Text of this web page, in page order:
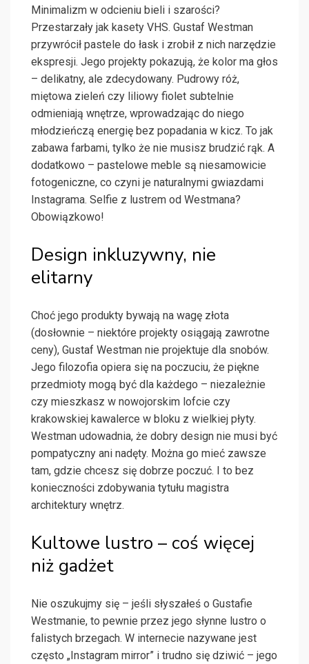
Minimalizm w odcieniu bieli i szarości?
Przestarzały jak kasety VHS. Gustaf Westman
przywrócił pastele do łask i zrobił z nich narzędzie
ekspresji. Jego projekty pokazują, że kolor ma głos
– delikatny, ale zdecydowany. Pudrowy róż,
miętowa zieleń czy liliowy fiolet subtelnie
odmieniają wnętrze, wprowadzając do niego
młodzieńczą energię bez popadania w kicz. To jak
zabawa farbami, tylko że nie musisz brudzić rąk. A
dodatkowo – pastelowe meble są niesamowicie
fotogeniczne, co czyni je naturalnymi gwiazdami
Instagrama. Selfie z lustrem od Westmana?
Obowiązkowo!
Design inkluzywny, nie
elitarny
Choć jego produkty bywają na wagę złota
(dosłownie – niektóre projekty osiągają zawrotne
ceny), Gustaf Westman nie projektuje dla snobów.
Jego filozofia opiera się na poczuciu, że piękne
przedmioty mogą być dla każdego – niezależnie
czy mieszkasz w nowojorskim lofcie czy
krakowskiej kawalerce w bloku z wielkiej płyty.
Westman udowadnia, że dobry design nie musi być
pompatyczny ani nadęty. Można go mieć zawsze
tam, gdzie chcesz się dobrze poczuć. I to bez
konieczności zdobywania tytułu magistra
architektury wnętrz.
Kultowe lustro – coś więcej
niż gadżet
Nie oszukujmy się – jeśli słyszałeś o Gustafie
Westmanie, to pewnie przez jego słynne lustro o
falistych brzegach. W internecie nazywane jest
często „Instagram mirror” i trudno się dziwić – jego